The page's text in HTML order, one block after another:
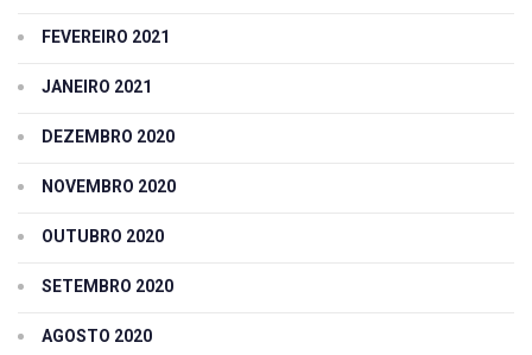
FEVEREIRO 2021
JANEIRO 2021
DEZEMBRO 2020
NOVEMBRO 2020
OUTUBRO 2020
SETEMBRO 2020
AGOSTO 2020